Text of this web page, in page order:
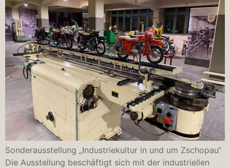
Sonderausstellung „Industriekultur in und um Zschopau“
Die Ausstellung beschäftigt sich mit der industriellen